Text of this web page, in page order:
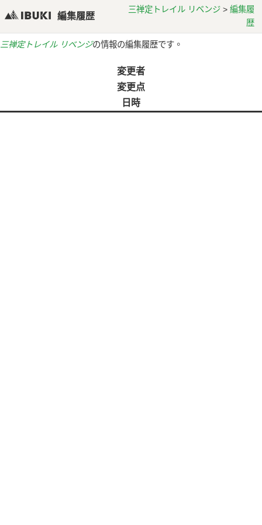
編集履歴
三禅定トレイル リベンジ >編集履
歴
三禅定トレイル リベンジの情報の編集履歴です。
変更者
変更点
日時